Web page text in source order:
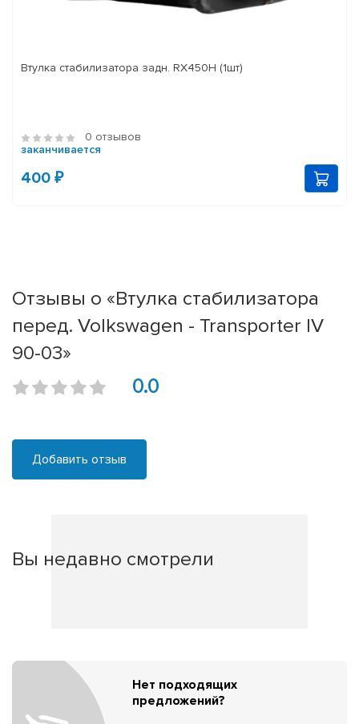
Втулка стабилизатора задн. RX450H (1шт)
0 отзывов
заканчивается
400 ₽
Отзывы о «Втулка стабилизатора
перед. Volkswagen - Transporter IV
90-03»
0.0
Добавить отзыв
Вы недавно смотрели
Нет подходящих
предложений?